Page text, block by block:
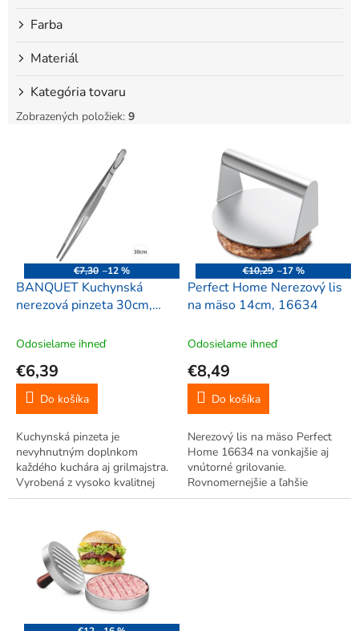
Farba
Materiál
Kategória tovaru
Zobrazených položiek: 9
€7,30 –12 %
BANQUET Kuchynská
nerezová pinzeta 30cm,
Odosielame ihneď
€6,39
Do košíka
Kuchynská pinzeta je
nevyhnutným doplnkom
každého kuchára aj grilmajstra.
Vyrobená z vysoko kvalitnej
nehrdzavejúcej ocele, má dĺžku
očko, vďaka ktorému ju môžete
pohodlne zavesiť. Skvele sa
hodí na...
€10,29 –17 %
Perfect Home Nerezový lis
na mäso 14cm, 16634
Odosielame ihneď
€8,49
Do košíka
Nerezový lis na mäso Perfect
Home 16634 na vonkajšie aj
vnútorné grilovanie.
Rovnomernejšie a ľahšie
prepečenie mäsa.